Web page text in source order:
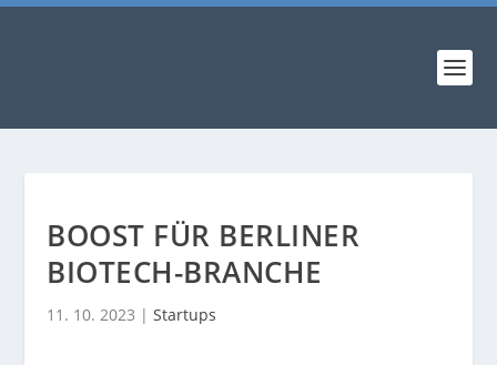
BOOST FÜR BERLINER
BIOTECH-BRANCHE
11. 10. 2023 |Startups